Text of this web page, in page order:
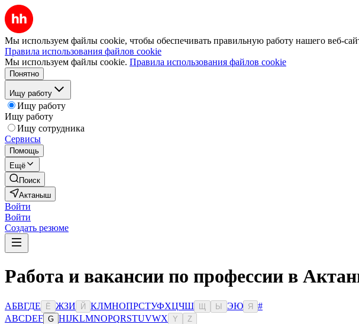
Мы используем файлы cookie, чтобы обеспечивать правильную работу нашего веб-
Правила использования файлов cookie
Мы используем файлы cookie. Правила использования файлов cookie
Понятно
Ищу работу
Ищу работу
Ищу работу
Ищу сотрудника
Сервисы
Помощь
Ещё
Поиск
Актаныш
Войти
Войти
Создать резюме
Работа и вакансии по профессии в
АБВГДЕ Ё ЖЗИ Й КЛМНОПРСТУФХЦЧШ Ы ЭЮ Я
#
ABCDEF G HIJKLMNOPQRSTUVWX Y Z